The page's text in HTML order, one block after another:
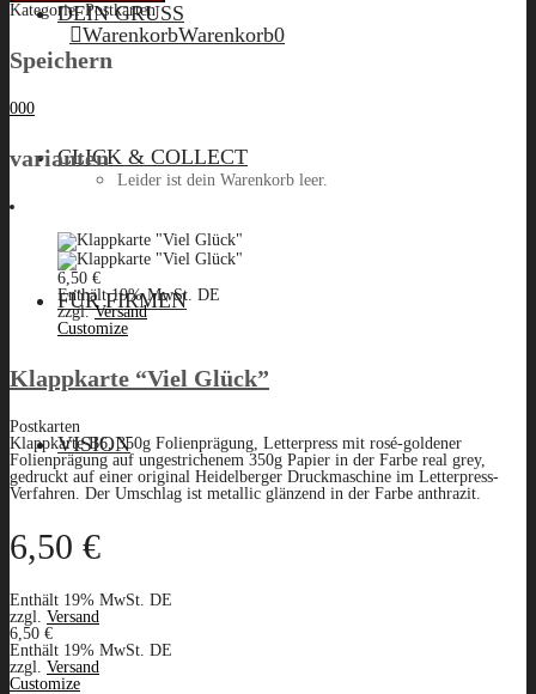
DEIN GRUSS
CLICK & COLLECT
FÜR FIRMEN
VISION
WarenkorbWarenkorb0
Leider ist dein Warenkorb leer.
Menü
Kategorie:Postkarten
Speichern
000
varianten
6,50 €
Enthält 19% MwSt. DE
zzgl.Versand
Customize
Klappkarte “Viel Glück”
Postkarten
Klappkarte B6, 350g Folienprägung, Letterpress mit rosé-goldener
Folienprägung auf ungestrichenem 350g Papier in der Farbe real grey,
gedruckt auf einer original Heidelberger Druckmaschine im Letterpress-
Verfahren. Der Umschlag ist metallic glänzend in der Farbe anthrazit.
6,50 €
Enthält 19% MwSt. DE
zzgl. Versand
6,50 €
Enthält 19% MwSt. DE
zzgl. Versand
Customize